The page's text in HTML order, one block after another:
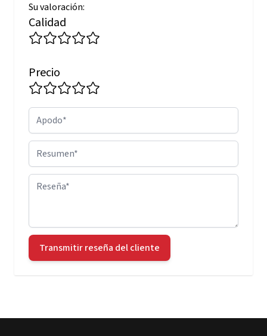
Su valoración:
Calidad
Precio
Apodo
Resumen
Reseña
Transmitir reseña del cliente